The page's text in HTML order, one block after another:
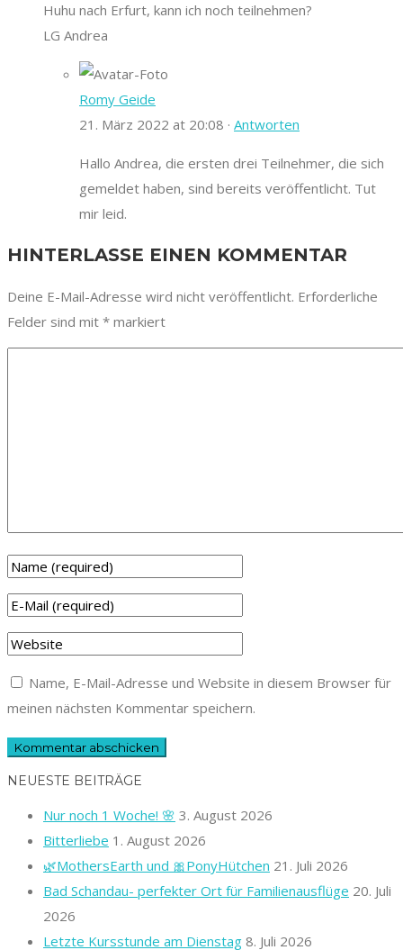
Huhu nach Erfurt, kann ich noch teilnehmen?
LG Andrea
Romy Geide
21. März 2022 at 20:08 · Antworten
Hallo Andrea, die ersten drei Teilnehmer, die sich
gemeldet haben, sind bereits veröffentlicht. Tut
mir leid.
HINTERLASSE EINEN KOMMENTAR
Deine E-Mail-Adresse wird nicht veröffentlicht. Erforderliche
Felder sind mit * markiert
Name, E-Mail-Adresse und Website in diesem Browser für
meinen nächsten Kommentar speichern.
NEUESTE BEITRÄGE
Nur noch 1 Woche! 🌸 3. August 2026
Bitterliebe 1. August 2026
🌿MothersEarth und 🎀PonyHütchen 21. Juli 2026
Bad Schandau- perfekter Ort für Familienausflüge 20. Juli
2026
Letzte Kursstunde am Dienstag 8. Juli 2026